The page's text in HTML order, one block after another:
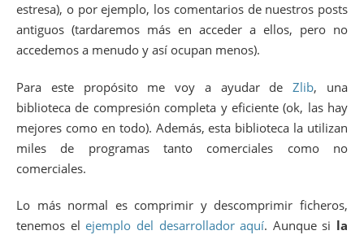
estresa), o por ejemplo, los comentarios de nuestros posts
antiguos (tardaremos más en acceder a ellos, pero no
accedemos a menudo y así ocupan menos).
Para este propósito me voy a ayudar deZlib, una
biblioteca de compresión completa y eficiente (ok, las hay
mejores como en todo). Además, esta biblioteca la utilizan
miles de programas tanto comerciales como no
comerciales.
Lo más normal es comprimir y descomprimir ficheros,
tenemos elejemplo del desarrollador aquí. Aunque si la